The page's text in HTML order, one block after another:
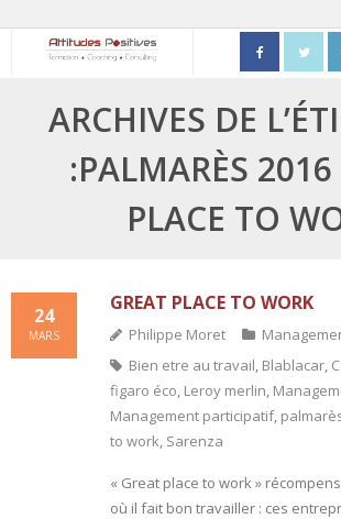
- Mon parcours professionnel
- Adapter sa posture managériale
- Process Vente
- Ennéagramme
- Triangle de Karpman
- Quality Teams
ARCHIVES DE
:PALMARÈS 2016
PLACE TO
GREAT PLACE TO WORK
24
MARS Philippe Moret
Bien etre au travail, Blablacar,
figaro éco, Leroy merlin,
Management participatif,
to work, Sarenza
« Great place to work »
où il fait bon travailler : ces